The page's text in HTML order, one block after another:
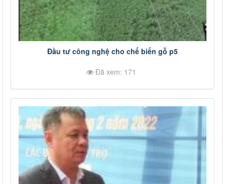
Đầu tư công nghệ cho chế biến gỗ p5
Đã xem: 171